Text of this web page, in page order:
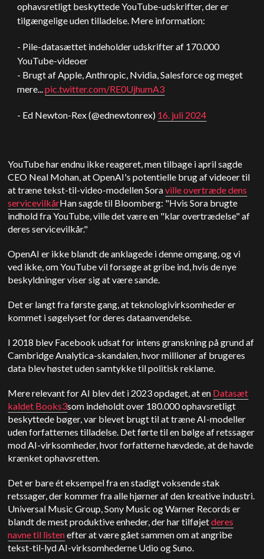
ophavsretligt beskyttede YouTube-udskrifter, der er
tilgængelige uden tilladelse. Mere information:
- Pile-datasættet indeholder udskrifter af 170.000
YouTube-videoer
- Brugt afApple,Anthropic, Nvidia, Salesforce og meget
mere...pic.twitter.com/RE0UjhumA3
- Ed Newton-Rex (@ednewtonrex) 16. juli 2024
YouTube har endnu ikke reageret, men tilbage i april sagde
CEO Neal Mohan, at OpenAI's potentielle brug af videoer til
at træne tekst-til-video-modellen Soraville overtræde dens
servicevilkårHan sagde til Bloomberg: "Hvis Sora brugte
indhold fra YouTube, ville det være en "klar overtrædelse" af
deres servicevilkår."
OpenAI er ikke blandt de anklagede i denne omgang, og vi
ved ikke, om YouTube vil forsøge at gribe ind, hvis de nye
beskyldninger viser sig at være sande.
Det er langt fra første gang, at teknologivirksomheder er
kommet i søgelyset for deres dataanvendelse.
I 2018 blev Facebook udsat for intens granskning på grund af
Cambridge Analytica-skandalen, hvor millioner af brugeres
data blev høstet uden samtykke til politisk reklame.
Mere relevant for AI blev det i 2023 opdaget, at en Datasæt
kaldet Books3som indeholdt over 180.000 ophavsretligt
beskyttede bøger, var blevet brugt til at træne AI-modeller
uden forfatternes tilladelse. Det førte til en bølge af retssager
mod AI-virksomheder, hvor forfatterne hævdede, at de havde
krænket ophavsretten.
Det er bare ét eksempel fra en stadigt voksende stak
retssager, der kommer fra alle hjørner af den kreative industri.
Universal Music Group, Sony Music og Warner Records er
blandt de mest produktive enheder, der har tilføjetderes
navne til listenefter at være gået sammen om at angribe
tekst-til-lyd AI-virksomhederne Udio og Suno.